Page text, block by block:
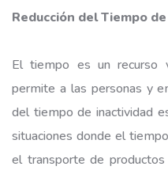
Reducción del Tiempo
El tiempo es un recurso
permite a las personas y
del tiempo de inactividad
situaciones donde el
el transporte de